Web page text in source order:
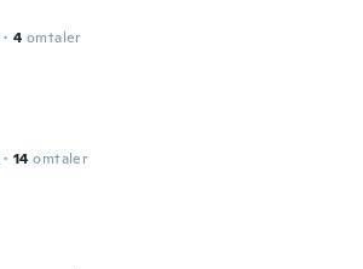
· 4 omtaler
· 14 omtaler